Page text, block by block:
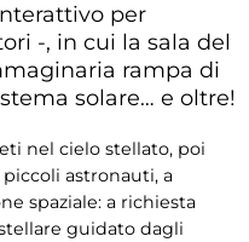
per
-, in cui la sala del
rampa di
solare… e oltre!
nel cielo stellato, poi
astronauti, a
spaziale: a richiesta
guidato dagli